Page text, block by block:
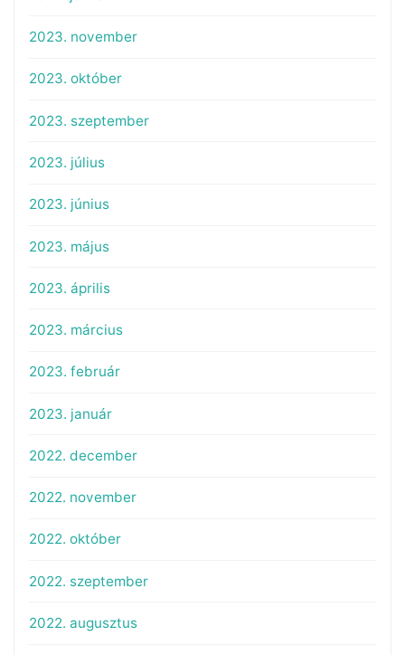
2023. november
2023. október
2023. szeptember
2023. július
2023. június
2023. május
2023. április
2023. március
2023. február
2023. január
2022. december
2022. november
2022. október
2022. szeptember
2022. augusztus